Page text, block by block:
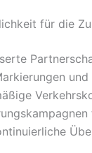
für die